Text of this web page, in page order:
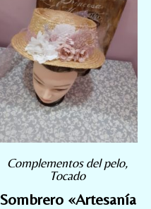
Complementos del pelo,
Tocado
Sombrero «Artesanía